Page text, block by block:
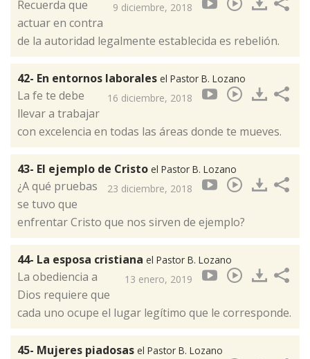
9 diciembre, 2018
Recuerda que
actuar en contra
de la autoridad legalmente establecida es rebelión.
42- En entornos laborales el Pastor B. Lozano
16 diciembre, 2018
La fe te debe
llevar a trabajar
con excelencia en todas las áreas donde te mueves.
43- El ejemplo de Cristo el Pastor B. Lozano
23 diciembre, 2018
¿A qué pruebas
se tuvo que
enfrentar Cristo que nos sirven de ejemplo?
44- La esposa cristiana el Pastor B. Lozano
13 enero, 2019
La obediencia a
Dios requiere que
cada uno ocupe el lugar legítimo que le corresponde.
45- Mujeres piadosas el Pastor B. Lozano